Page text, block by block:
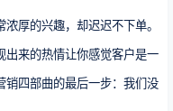
厚的兴趣，却迟迟不下单。
出来的热情让你感觉客户是一
销四部曲的最后一步：我们没